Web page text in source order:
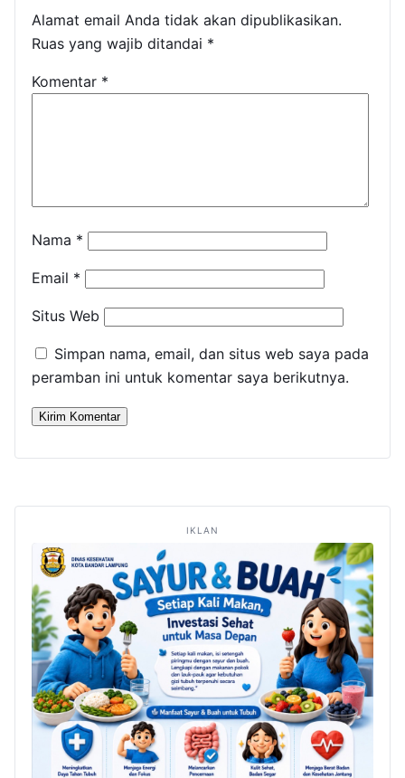
Alamat email Anda tidak akan dipublikasikan.
Ruas yang wajib ditandai *
Komentar *
Nama *
Email *
Situs Web
Simpan nama, email, dan situs web saya pada
peramban ini untuk komentar saya berikutnya.
IKLAN